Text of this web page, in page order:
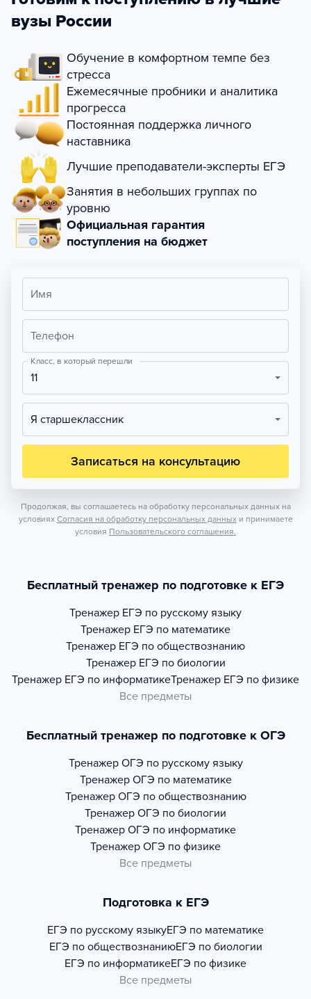
вузы России
Обучение в комфортном темпе без
стресса
Ежемесячные пробники и аналитика
прогресса
Постоянная поддержка личного
наставника
Лучшие преподаватели-эксперты ЕГЭ
Занятия в небольших группах по
уровню
Официальная гарантия
поступления на бюджет
Имя
Телефон
Класс, в который перешли
11
Я старшеклассник
Записаться на консультацию
Продолжая, вы соглашаетесь на обработку персональных данных на
условиях Согласия на обработку персональных данных и принимаете
условия Пользовательского соглашения.
Бесплатный тренажер по подготовке к ЕГЭ
Тренажер ЕГЭ по русскому языку
Тренажер ЕГЭ по математике
Тренажер ЕГЭ по обществознанию
Тренажер ЕГЭ по биологии
Тренажер ЕГЭ по информатикеТренажер ЕГЭ по физике
Все предметы
Бесплатный тренажер по подготовке к ОГЭ
Тренажер ОГЭ по русскому языку
Тренажер ОГЭ по математике
Тренажер ОГЭ по обществознанию
Тренажер ОГЭ по биологии
Тренажер ОГЭ по информатике
Тренажер ОГЭ по физике
Все предметы
Подготовка к ЕГЭ
ЕГЭ по русскому языкуЕГЭ по математике
ЕГЭ по обществознаниюЕГЭ по биологии
ЕГЭ по информатикеЕГЭ по физике
Все предметы